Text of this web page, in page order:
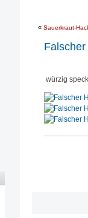
« Sauerkraut-
würzig